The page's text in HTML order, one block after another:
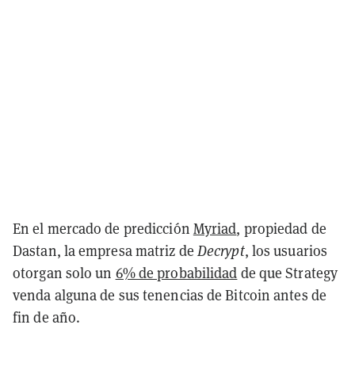
En el mercado de predicción Myriad, propiedad de
Dastan, la empresa matriz de Decrypt, los usuarios
otorgan solo un 6% de probabilidad de que Strategy
venda alguna de sus tenencias de Bitcoin antes de
fin de año.